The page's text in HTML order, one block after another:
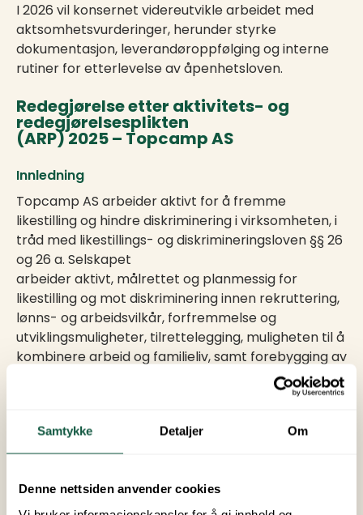
Samtykke Detaljer Om
Denne nettsiden anvender cookies
I 2026 vil konsernet videreutvikle arbeidet med
aktsomhetsvurderinger, herunder styrke
dokumentasjon, leverandøroppfølging og interne
rutiner for etterlevelse av åpenhetsloven.
Redegjørelse etter aktivitets- og
redegjørelsesplikten
(ARP) 2025 – Topcamp AS
Innledning
Topcamp AS arbeider aktivt for å fremme
likestilling og hindre diskriminering i virksomheten, i
tråd med likestillings- og diskrimineringsloven §§ 26
og 26 a. Selskapet
arbeider aktivt, målrettet og planmessig for
likestilling og mot diskriminering innen rekruttering,
lønns- og arbeidsvilkår, forfremmelse og
utviklingsmuligheter, tilrettelegging, muligheten til å
kombinere arbeid og familieliv, samt forebygging av
Per 31. desember 2025 hadde Topcamp AS totalt
239 ansatte, fordelt på 137 kvinner og 102 menn. Av